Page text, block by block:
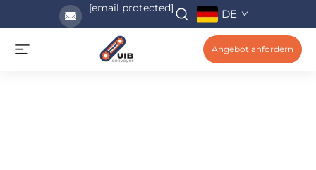
[email protected] DE
Angebot anfordern